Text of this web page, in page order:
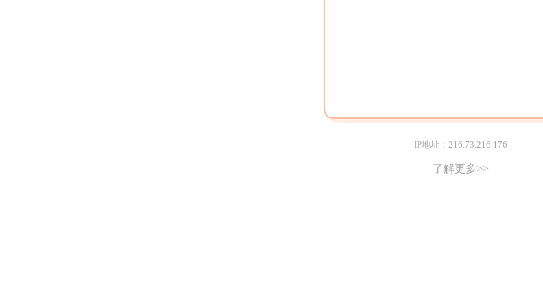
IP地址：216.73.216.176
了解更多>>